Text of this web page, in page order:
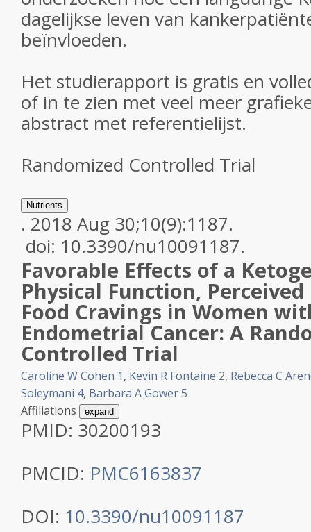
dagelijkse leven van
beïnvloeden.
Het studierapport is gratis en
of in te zien met veel meer
abstract met referentielijst.
Randomized Controlled Trial
Nutrients
. 2018 Aug 30;10(9):1187.
doi: 10.3390/nu10091187.
Favorable Effects of a
Physical Function,
Food Cravings in Women
Endometrial Cancer: A
Controlled Trial
Caroline W Cohen 1, Kevin R Fontaine 2, Rebecca C
Soleymani 4, Barbara A Gower5
Affiliations
expand
PMID: 30200193
PMCID: PMC6163837
DOI: 10.3390/nu10091187